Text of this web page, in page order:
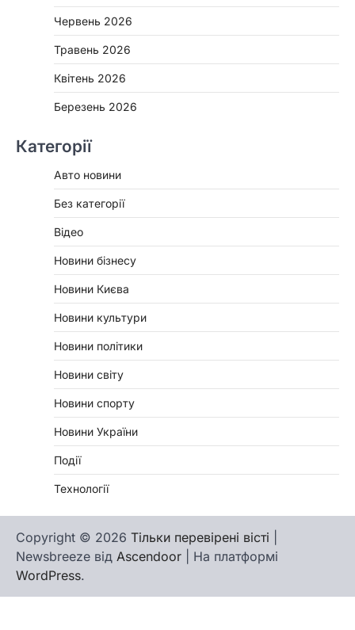
Червень 2026
Травень 2026
Квітень 2026
Березень 2026
Категорії
Авто новини
Без категорії
Відео
Новини бізнесу
Новини Києва
Новини культури
Новини політики
Новини світу
Новини спорту
Новини України
Події
Технології
Copyright © 2026 Тільки перевірені вісті
Newsbreeze від Ascendoor | На платформі
WordPress.